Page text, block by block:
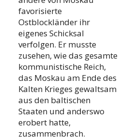
favorisierte
Ostblockländer ihr
eigenes Schicksal
verfolgen. Er musste
zusehen, wie das gesamte
kommunistische Reich,
das Moskau am Ende des
Kalten Krieges gewaltsam
aus den baltischen
Staaten und anderswo
erobert hatte,
zusammenbrach.